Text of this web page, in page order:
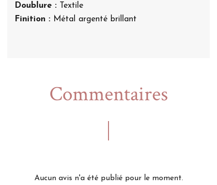
Doublure :
Textile
Finition : Métal argenté brillant
Commentaires
Aucun avis n'a été publié pour le moment.